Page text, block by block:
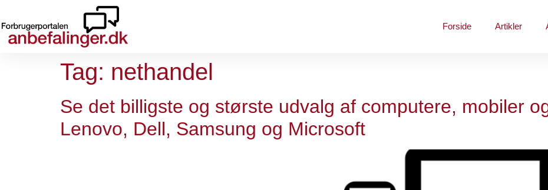
Forside Artikler
Tag: nethandel
Se det billigste og største udvalg af computere, mobiler
Lenovo, Dell, Samsung og Microsoft